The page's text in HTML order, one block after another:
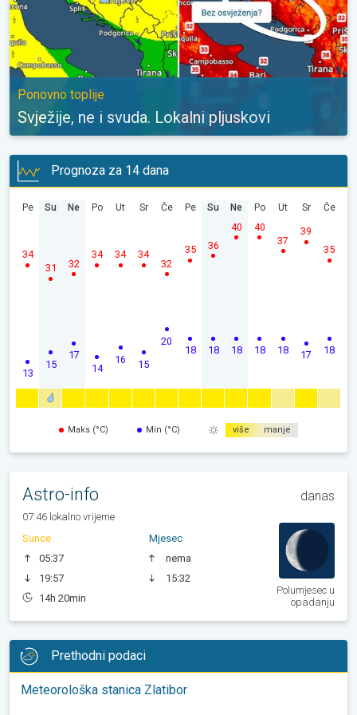
Ponovno toplije
Svježije, ne i svuda. Lokalni pljuskovi
Prognoza za 14 dana
Pe
13
34
Su
15
31
Ne
17
32
Po
14
34
Ut
16
34
Sr
15
34
Če
20
32
Pe
18
35
Su
18
36
Ne
18
40
Po
18
40
Ut
18
37
Sr
17
39
Če
18
35
Maks (°C) Min (°C) više manje
Astro-info danas
07:46 lokalno vrijeme
Sunce
05:37
19:57
14h 20min
Mjesec
nema
15:32
Polumjesec u
opadanju
Prethodni podaci
Meteorološka stanica Zlatibor